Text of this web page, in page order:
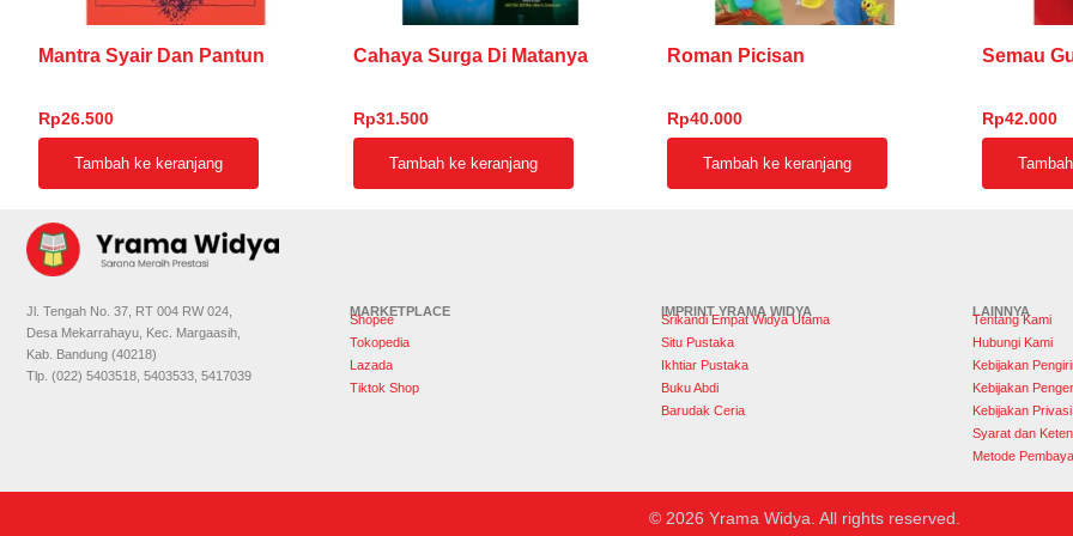
Mantra Syair Dan Pantun
Rp26.500
Tambah ke keranjang
Cahaya Surga Di Matanya
Rp31.500
Tambah ke keranjang
Roman Picisan
Rp40.000
Tambah ke keranjang
Semau
Rp42.000
Jl. Tengah No. 37, RT 004 RW 024,
Desa Mekarrahayu, Kec. Margaasih,
Kab. Bandung (40218)
Tlp. (022) 5403518, 5403533, 5417039
MARKETPLACE
Shopee
Tokopedia
Lazada
Tiktok Shop
IMPRINT YRAMA WIDYA
Srikandi Empat Widya Utama
Situ Pustaka
Ikhtiar Pustaka
Buku Abdi
Barudak Ceria
LAINNYA
Tentang Kami
Hubungi Kami
Kebijakan
Kebijakan
Kebijakan Privasi
Syarat dan
Metode
© 2026 Yrama Widya. All rights reserved.